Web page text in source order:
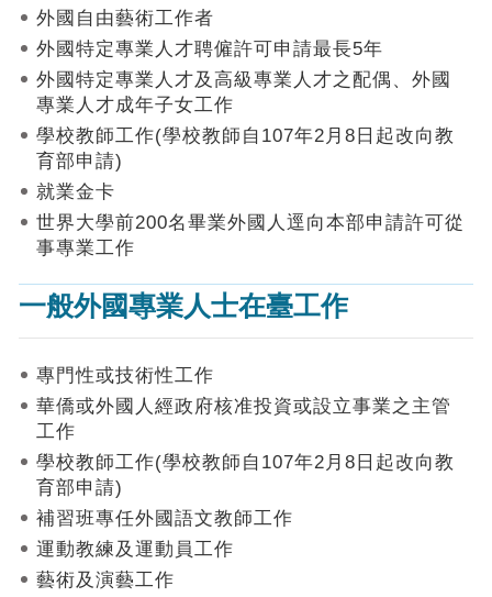
查
作
申
及
工
知
機
申
請
表
外國自由藝術工作者
外國特定專業人才聘僱許可申請最長5年
外國特定專業人才及高級專業人才之配偶、外國
專業人才成年子女工作
學校教師工作(學校教師自107年2月8日起改向教
育部申請)
就業金卡
世界大學前200名畢業外國人逕向本部申請許可從
事專業工作
一般外國專業人士在臺工作
專門性或技術性工作
華僑或外國人經政府核准投資或設立事業之主管
工作
學校教師工作(學校教師自107年2月8日起改向教
育部申請)
補習班專任外國語文教師工作
運動教練及運動員工作
藝術及演藝工作